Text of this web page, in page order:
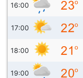
16:00
17:00
18:00
19:00